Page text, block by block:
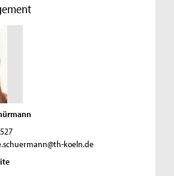
koeln.de